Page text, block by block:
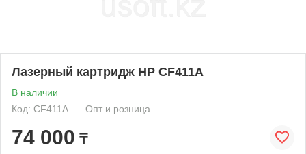
Лазерный картридж HP CF411A
В наличии
Код: CF411A
Опт и розница
74 000 ₸